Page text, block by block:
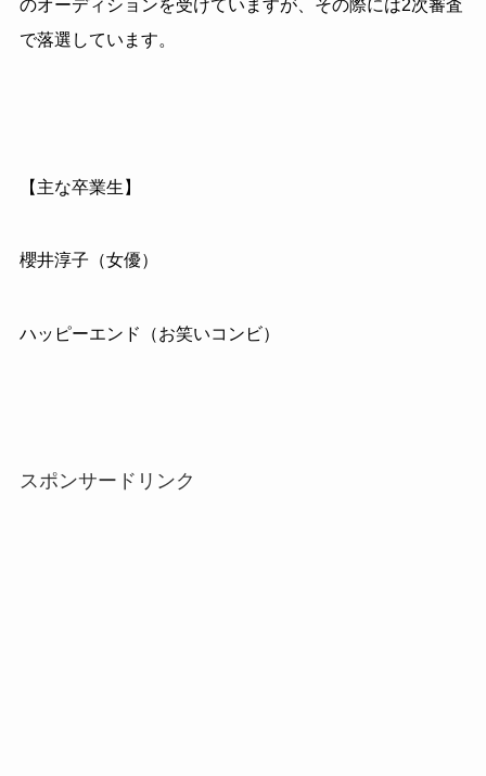
のオーディションを受けていますが、その際には2次審査
で落選しています。
【主な卒業生】
櫻井淳子（女優）
ハッピーエンド（お笑いコンビ）
スポンサードリンク